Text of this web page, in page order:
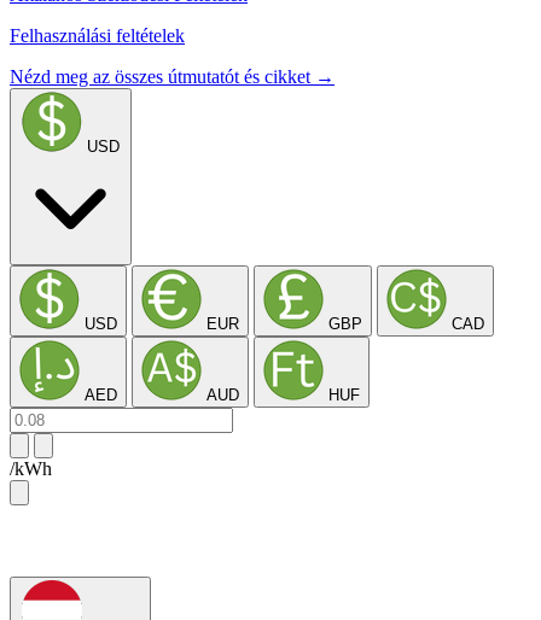
Felhasználási feltételek
Nézd meg az összes útmutatót és cikket →
USD
USD EUR GBP CAD
AED AUD HUF
/kWh